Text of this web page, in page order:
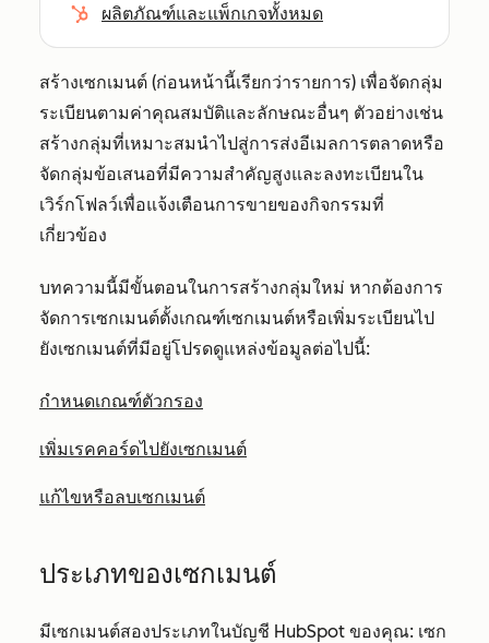
ผลิตภัณฑ์และแพ็กเกจทั้งหมด
สร้างเซกเมนต์ (ก่อนหน้านี้เรียกว่ารายการ) เพื่อจัดกลุ่ม
ระเบียนตามค่าคุณสมบัติและลักษณะอื่นๆ ตัวอย่างเช่น
สร้างกลุ่มที่เหมาะสมนำไปสู่การส่งอีเมลการตลาดหรือ
จัดกลุ่มข้อเสนอที่มีความสำคัญสูงและลงทะเบียนใน
เวิร์กโฟลว์เพื่อแจ้งเตือนการขายของกิจกรรมที่
เกี่ยวข้อง
บทความนี้มีขั้นตอนในการสร้างกลุ่มใหม่ หากต้องการ
จัดการเซกเมนต์ตั้งเกณฑ์เซกเมนต์หรือเพิ่มระเบียนไป
ยังเซกเมนต์ที่มีอยู่โปรดดูแหล่งข้อมูลต่อไปนี้:
กำหนดเกณฑ์ตัวกรอง
เพิ่มเรคคอร์ดไปยังเซกเมนต์
แก้ไขหรือลบเซกเมนต์
ประเภทของเซกเมนต์
มีเซกเมนต์สองประเภทในบัญชี HubSpot ของคุณ: เซก